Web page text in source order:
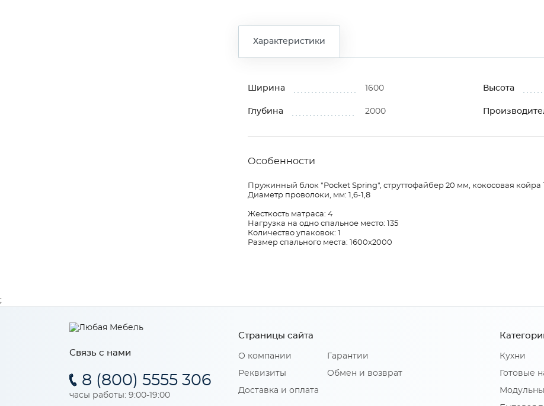
Характеристики
Ширина 1600 Высота
Глубина 2000
Особенности
Пружинный блок "Pocket Spring", струттофайбер 20 мм, кокосовая койра
Диаметр проволоки, мм: 1,6-1,8
Жесткость матраса: 4
Нагрузка на одно спальное место: 135
Количество упаковок: 1
Размер спального места: 1600х2000
Связь с нами
8 (800) 5555 306
часы работы: 9:00-19:00
Страницы сайта
О компании
Реквизиты
Доставка и оплата
Гарантии
Обмен и возврат
Кухни
Готовые
;